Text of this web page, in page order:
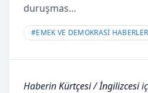
duruşmas…
#EMEK VE DEMOKRASİ
HaberinKürtçesi/İngilizcesi